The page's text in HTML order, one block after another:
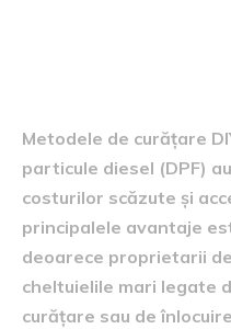
Metodele de curățare
particule diesel (DPF)
costurilor scăzute și
principalele avantaje
deoarece proprietarii
cheltuielile mari legate
curățare sau de